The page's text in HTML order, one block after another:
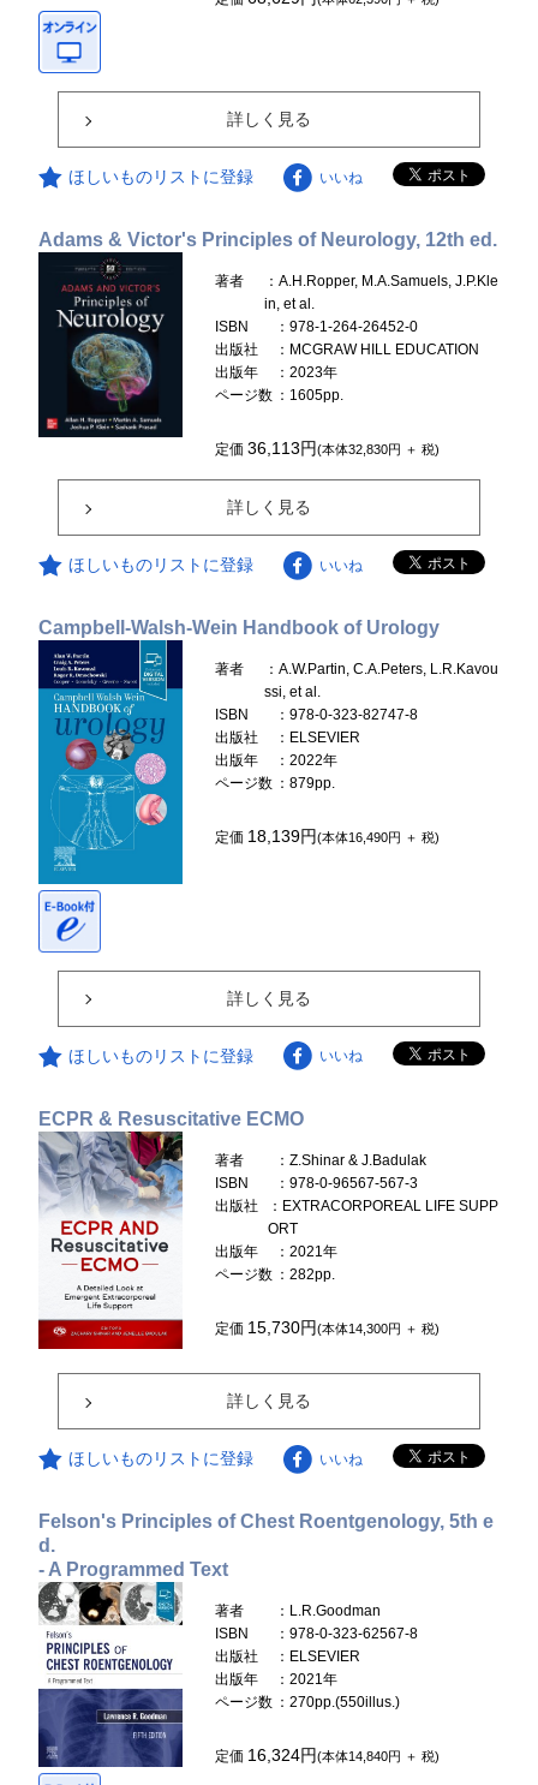
詳しく見る
ほしいものリストに登録 いいね
Adams & Victor's Principles of Neurology, 12th ed.
著者
：A.H.Ropper, M.A.Samuels, J.P.Kle
in, et al.
ISBN
：978-1-264-26452-0
出版社
：MCGRAW HILL EDUCATION
出版年
：2023年
ページ数 ：1605pp.
定価36,113円(本体32,830円 ＋ 税)
詳しく見る
ほしいものリストに登録 いいね
Campbell-Walsh-Wein Handbook of Urology
著者
：A.W.Partin, C.A.Peters, L.R.Kavou
ssi, et al.
ISBN
：978-0-323-82747-8
出版社
：ELSEVIER
出版年
：2022年
ページ数 ：879pp.
定価 18,139円(本体16,490円 ＋ 税)
詳しく見る
ほしいものリストに登録 いいね
ECPR & Resuscitative ECMO
著者
：Z.Shinar & J.Badulak
ISBN
：978-0-96567-567-3
出版社
：EXTRACORPOREAL LIFE SUPP
ORT
出版年
：2021年
ページ数 ：282pp.
定価 15,730円(本体14,300円 ＋ 税)
詳しく見る
ほしいものリストに登録 いいね
Felson's Principles of Chest Roentgenology, 5th e
d.
- A Programmed Text
著者
：L.R.Goodman
ISBN
：978-0-323-62567-8
出版社
：ELSEVIER
出版年
：2021年
ページ数 ：270pp.(550illus.)
定価 16,324円(本体14,840円 ＋ 税)